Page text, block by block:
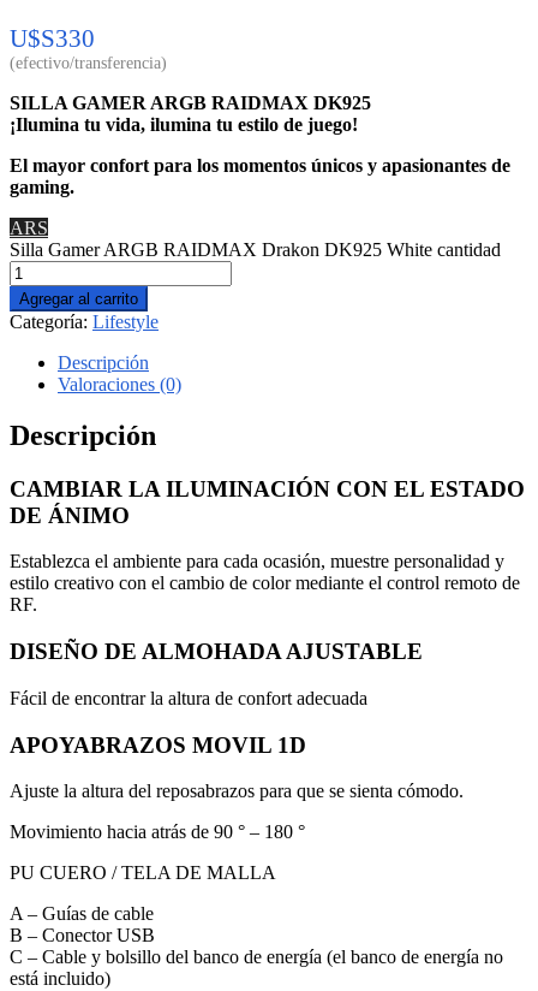
U$S330
SILLA GAMER ARGB RAIDMAX DK925
¡Ilumina tu vida, ilumina tu estilo de juego!
El mayor confort para los momentos únicos y apasionantes de
gaming.
ARS
Silla Gamer ARGB RAIDMAX Drakon DK925 White cantidad
Agregar al carrito
Categoría: Lifestyle
Descripción
Valoraciones (0)
Descripción
CAMBIAR LA ILUMINACIÓN CON EL ESTADO
DE ÁNIMO
Establezca el ambiente para cada ocasión, muestre personalidad y
estilo creativo con el cambio de color mediante el control remoto de
RF.
DISEÑO DE ALMOHADA AJUSTABLE
Fácil de encontrar la altura de confort adecuada
APOYABRAZOS MOVIL 1D
Ajuste la altura del reposabrazos para que se sienta cómodo.
Movimiento hacia atrás de 90 ° – 180 °
PU CUERO / TELA DE MALLA
A – Guías de cable
B – Conector USB
C – Cable y bolsillo del banco de energía (el banco de energía no
está incluido)